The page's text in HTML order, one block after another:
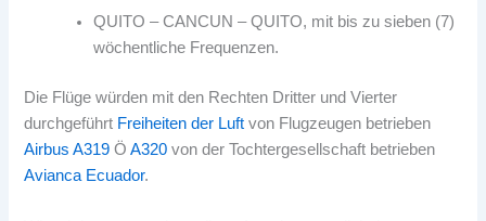
QUITO – CANCUN – QUITO, mit bis zu sieben (7)
wöchentliche Frequenzen.
Die Flüge würden mit den Rechten Dritter und Vierter
durchgeführt Freiheiten der Luft von Flugzeugen betrieben
Airbus A319 ÖA320 von der Tochtergesellschaft betrieben
Avianca Ecuador.